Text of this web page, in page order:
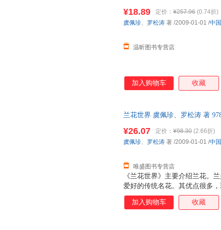
¥18.89 定价： ¥257.96 (0.74折)
温昕图书专营店
虞佩珍、 罗松涛 著 /2009-01-01 /中
加入购物车 收藏
兰花世界 虞佩珍、罗松涛 著
《兰花世界》主要介绍兰花。
爱好的传统名花。其优点很多
色清、姿清、韵清”（董必武语
清而不聚，随风徐徐飘来，令
¥26.07 定价： ¥98.30 (2.66折)
唯盛图书专营店
虞佩珍、 罗松涛 著 /2009-01-01 /中
加入购物车 收藏